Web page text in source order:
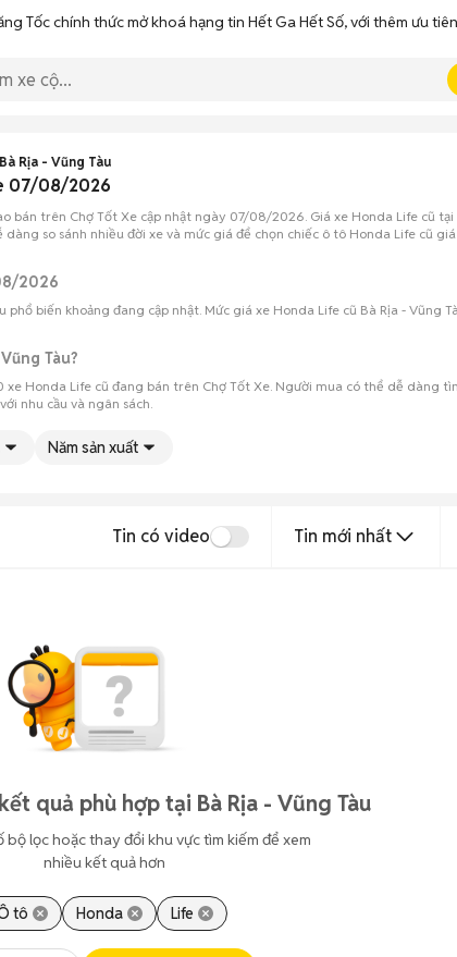
Tốc chính thức mở khoá hạng tin Hết Ga Hết Số, với thêm ưu
Rịa - Vũng Tàu
07/08/2026
bán trên Chợ Tốt Xe cập nhật ngày 07/08/2026. Giá xe Honda Life cũ
so sánh nhiều đời xe và mức giá để chọn chiếc ô tô Honda Life cũ
2026
phổ biến khoảng đang cập nhật. Mức giá xe Honda Life cũ Bà Rịa - Vũng
Tàu?
Honda Life cũ đang bán trên Chợ Tốt Xe. Người mua có thể dễ dàng
nhu cầu và ngân sách.
Năm sản xuất
Tin có video Tin mới nhất
quả phù hợp tại Bà Rịa - Vũng Tàu
bộ lọc hoặc thay đổi khu vực tìm kiếm để xem
nhiều kết quả hơn
tô Honda Life